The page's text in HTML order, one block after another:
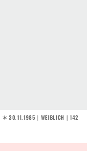
✶ 30.11.1985 | WEIBLICH | 142